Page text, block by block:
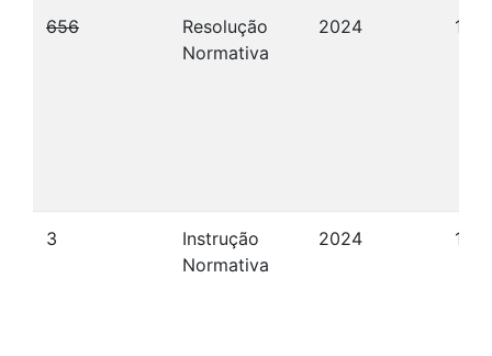
656
Resolução
Normativa
2024 12/
3
Instrução
Normativa
2024 12/